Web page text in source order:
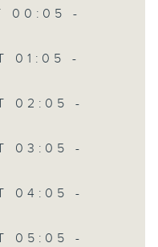
00:05 -
01:05 -
02:05 -
03:05 -
04:05 -
05:05 -